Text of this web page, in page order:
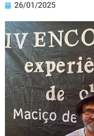
26/01/2025